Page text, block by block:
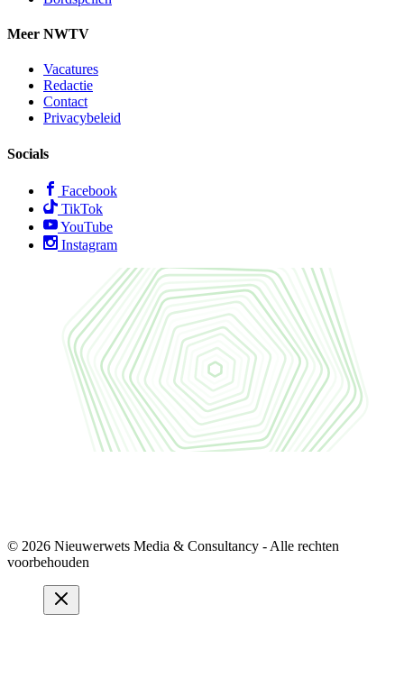
Meer NWTV
Vacatures
Redactie
Contact
Privacybeleid
Socials
Facebook
TikTok
YouTube
Instagram
© 2026 Nieuwerwets Media & Consultancy - Alle rechten
voorbehouden